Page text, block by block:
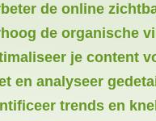
de online
de organische
je content
en analyseer
trends en